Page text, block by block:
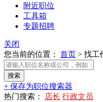
附近职位
工具箱
专题招聘
关闭
您当前的位置： 首页 > 找工
+ 保存为职位搜索器
热门搜索：
店长 行政文员